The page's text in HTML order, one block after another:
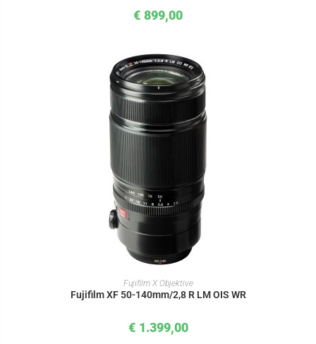
€ 899,00
IN DEN WARENKORB
Fujifilm X Objektive
Fujifilm XF 50-140mm/2,8 R LM OIS WR
€ 1.399,00